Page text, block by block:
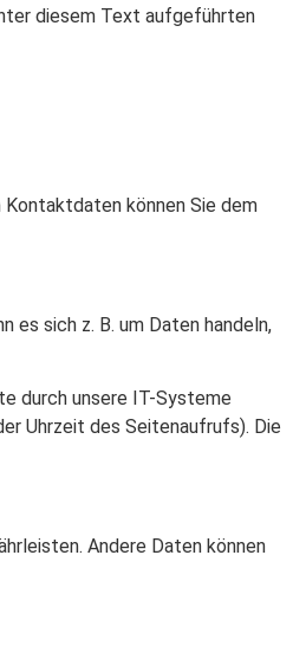
diesem Text aufgeführten
können Sie dem
es sich z. B. um Daten handeln,
durch unsere IT-Systeme
Uhrzeit des Seitenaufrufs). Die
Andere Daten können